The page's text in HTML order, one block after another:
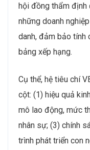
hội đồng thẩm định
những doanh
danh, đảm bảo tính
bảng xếp hạng.
Cụ thể, hệ tiêu chí
cột: (1) hiệu quả
mô lao động, mức
nhân sự; (3) chính
trình phát triển con